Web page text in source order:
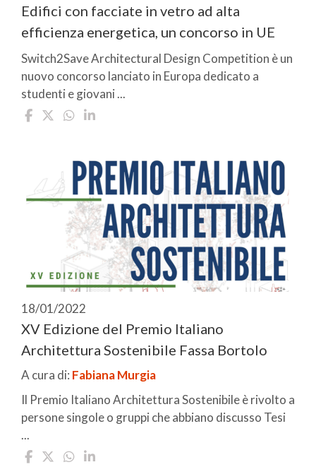
Edifici con facciate in vetro ad alta
efficienza energetica, un concorso in UE
Switch2Save Architectural Design Competition è un
nuovo concorso lanciato in Europa dedicato a
studenti e giovani ...
18/01/2022
XV Edizione del Premio Italiano
Architettura Sostenibile Fassa Bortolo
A cura di: Fabiana Murgia
Il Premio Italiano Architettura Sostenibile è rivolto a
persone singole o gruppi che abbiano discusso Tesi
...